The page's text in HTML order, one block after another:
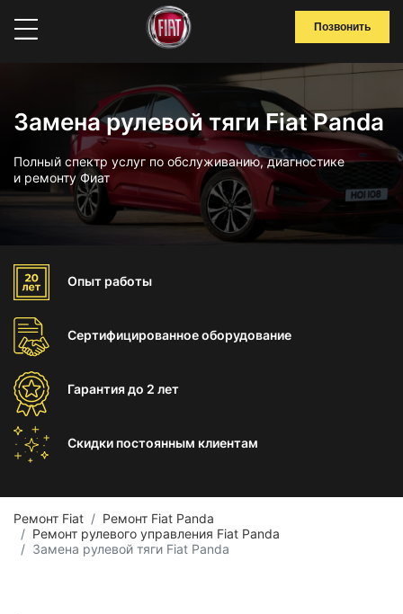
Позвонить
Замена рулевой тяги Fiat Panda
Полный спектр услуг по обслуживанию, диагностике
и ремонту Фиат
Опыт работы
Сертифицированноеоборудование
Гарантиядо 2 лет
Скидки постоянным клиентам
Ремонт Fiat
Ремонт Fiat Panda
Ремонт рулевого управления Fiat Panda
Замена рулевой тяги Fiat Panda